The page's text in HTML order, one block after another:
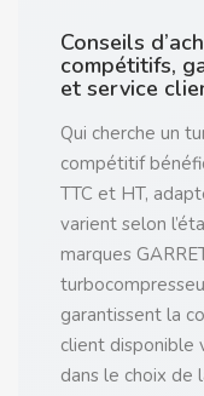
Conseils
compétitifs,
et service
Qui cherche un
compétitif
TTC et HT,
varient selon
marques
garantissent la
client disponible
dans le choix de